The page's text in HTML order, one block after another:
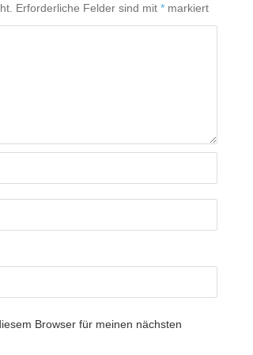
Erforderliche Felder sind mit * markiert
Browser für meinen nächsten